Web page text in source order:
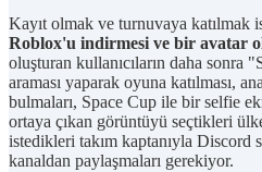
Kayıt olmak ve turnuvaya katılmak
Roblox'u indirmesi ve bir avatar
oluşturan kullanıcıların daha sonra
araması yaparak oyuna katılması,
bulmaları, Space Cup ile bir selfie
ortaya çıkan görüntüyü seçtikleri
istedikleri takım kaptanıyla Discord
kanaldan paylaşmaları gerekiyor.